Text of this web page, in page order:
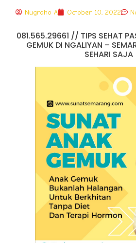
Nugroho A October 10, 2022
081.565.29661 // TIPS SEHAT
GEMUK DI NGALIYAN –
SEHARI SAJA